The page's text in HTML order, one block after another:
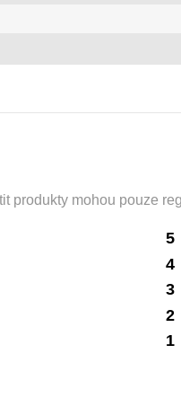
produkty mohou pouze
5
4
3
2
1